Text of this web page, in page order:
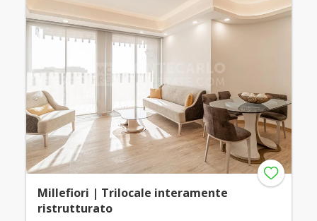
Millefiori | Trilocale interamente
ristrutturato